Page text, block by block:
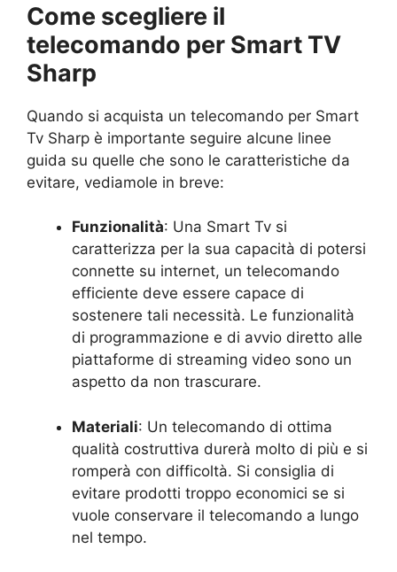
Come scegliere il
telecomando per Smart TV
Sharp
Quando si acquista un telecomando per Smart
Tv Sharp è importante seguire alcune linee
guida su quelle che sono le caratteristiche da
evitare, vediamole in breve:
Funzionalità: Una Smart Tv si
caratterizza per la sua capacità di potersi
connette su internet, un telecomando
efficiente deve essere capace di
sostenere tali necessità. Le funzionalità
di programmazione e di avvio diretto alle
piattaforme di streaming video sono un
aspetto da non trascurare.
Materiali: Un telecomando di ottima
qualità costruttiva durerà molto di più e si
romperà con difficoltà. Si consiglia di
evitare prodotti troppo economici se si
vuole conservare il telecomando a lungo
nel tempo.